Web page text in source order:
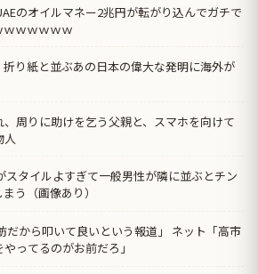
のオイルマネー2兆円が転がり込んでガチで
ｗｗｗｗｗ
り紙と並ぶあの日本の偉大な発明に海外が
周りに助けを乞う父親と、スマホを向けて
人
スタイルよすぎて一般男性が隣に並ぶとチン
う（画像あり）
だから叩いて良いという報道」 ネット「高市
ってるのがお前だろ」